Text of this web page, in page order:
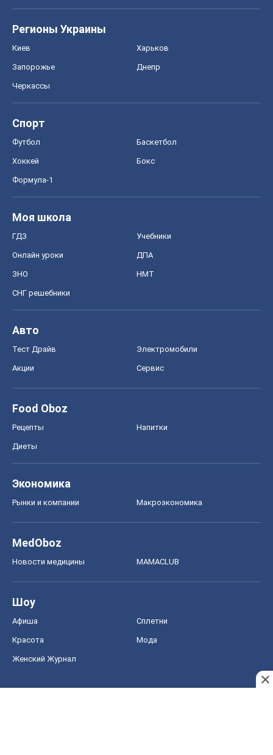
Регионы Украины
Киев Харьков
Запорожье Днепр
Черкассы
Спорт
Футбол Баскетбол
Хоккей Бокс
Формула-1
Моя школа
ГДЗ Учебники
Онлайн уроки ДПА
ЗНО НМТ
СНГ решебники
Авто
Тест Драйв Электромобили
Акции Сервис
Food Oboz
Рецепты Напитки
Диеты
Экономика
Рынки и компании Mакроэкономика
MedOboz
Новости медицины MAMACLUB
Шоу
Афиша Сплетни
Красота Мода
Женский Журнал